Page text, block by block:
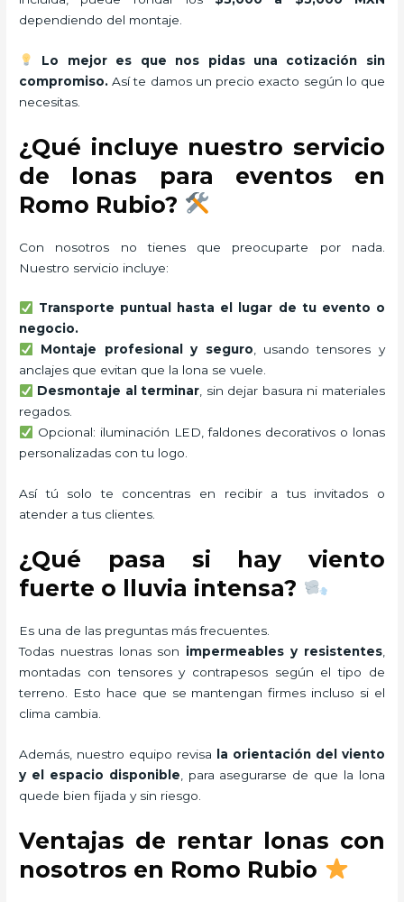
dependiendo del montaje.
Lo mejor es que nos pidas una cotización sin
compromiso. Así te damos un precio exacto según lo que
necesitas.
¿Qué incluye nuestro servicio
de lonas para eventos en
Romo Rubio?
Con nosotros no tienes que preocuparte por nada.
Nuestro servicio incluye:
Transporte puntual hasta el lugar de tu evento o
negocio.
Montaje profesional y seguro, usando tensores y
anclajes que evitan que la lona se vuele.
Desmontaje al terminar, sin dejar basura ni materiales
regados.
Opcional: iluminación LED, faldones decorativos o lonas
personalizadas con tu logo.
Así tú solo te concentras en recibir a tus invitados o
atender a tus clientes.
¿Qué pasa si hay viento
fuerte o lluvia intensa?
Es una de las preguntas más frecuentes.
Todas nuestras lonas son impermeables y resistentes,
montadas con tensores y contrapesos según el tipo de
terreno. Esto hace que se mantengan firmes incluso si el
clima cambia.
Además, nuestro equipo revisa
la orientación del viento
y el espacio disponible , para asegurarse de que la lona
quede bien fijada y sin riesgo.
Ventajas de rentar lonas con
nosotros en Romo Rubio